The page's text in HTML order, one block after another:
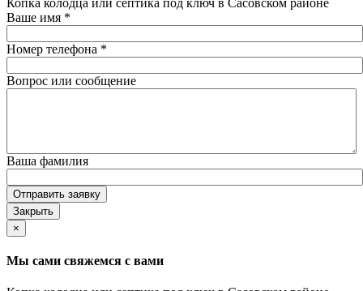
Ваше имя *
Номер телефона *
Вопрос или сообщение
Ваша фамилия
Отправить заявку
Закрыть
×
Мы сами свяжемся с вами